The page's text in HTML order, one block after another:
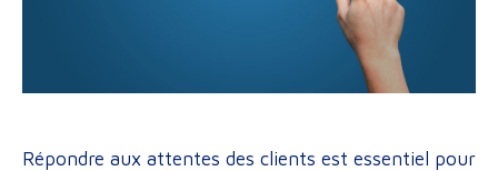
Répondre aux attentes des clients est essentiel pour